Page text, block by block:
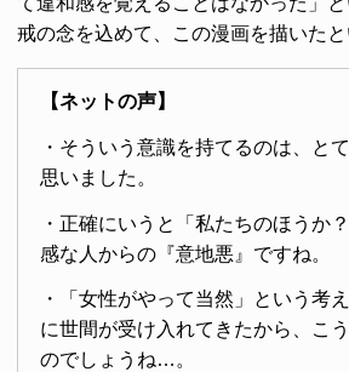
戒の念を込めて、この漫画を描いたと
【ネットの声】
・そういう意識を持てるのは、と
思いました。
・正確にいうと「私たちのほうか
感な人からの『意地悪』ですね。
・「女性がやって当然」という考
に世間が受け入れてきたから、こ
のでしょうね…。